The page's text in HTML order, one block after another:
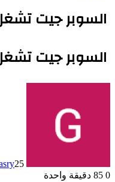
السوبر جيت
السوبر جيت
25 مايو، 2025
0
دقيقة واحدة